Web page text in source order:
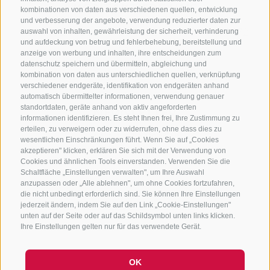
kombinationen von daten aus verschiedenen quellen, entwicklung
und verbesserung der angebote, verwendung reduzierter daten zur
auswahl von inhalten, gewährleistung der sicherheit, verhinderung
und aufdeckung von betrug und fehlerbehebung, bereitstellung und
anzeige von werbung und inhalten, ihre entscheidungen zum
datenschutz speichern und übermitteln, abgleichung und
kombination von daten aus unterschiedlichen quellen, verknüpfung
verschiedener endgeräte, identifikation von endgeräten anhand
automatisch übermittelter informationen, verwendung genauer
standortdaten, geräte anhand von aktiv angeforderten
informationen identifizieren. Es steht Ihnen frei, Ihre Zustimmung zu
erteilen, zu verweigern oder zu widerrufen, ohne dass dies zu
wesentlichen Einschränkungen führt. Wenn Sie auf „Cookies
akzeptieren" klicken, erklären Sie sich mit der Verwendung von
Cookies und ähnlichen Tools einverstanden. Verwenden Sie die
Schaltfläche „Einstellungen verwalten", um Ihre Auswahl
anzupassen oder „Alle ablehnen", um ohne Cookies fortzufahren,
die nicht unbedingt erforderlich sind. Sie können Ihre Einstellungen
jederzeit ändern, indem Sie auf den Link „Cookie-Einstellungen"
unten auf der Seite oder auf das Schildsymbol unten links klicken.
Ihre Einstellungen gelten nur für das verwendete Gerät.
OK
KONTAKTIERE UNS
+39 0472 765325/+39 0472 760608/+39 0472
632372
info@sterzing-ratschings.it
NEWSLETTER
Bleib am Laufenden
Newsletter Anmelden